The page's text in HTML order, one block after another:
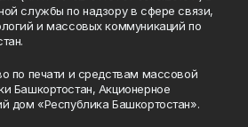
службы по надзору в сфере связи,
и массовых коммуникаций по
по печати и средствам массовой
Башкортостан, Акционерное
дом «Республика Башкортостан».